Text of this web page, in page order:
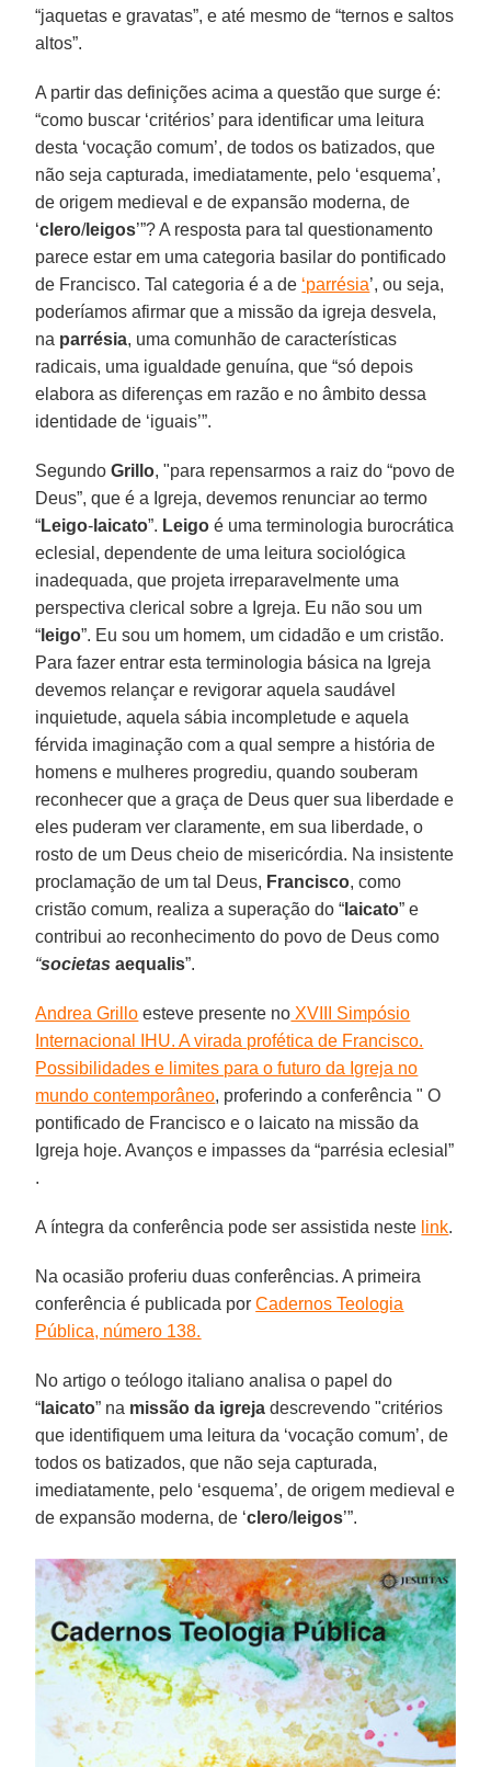
“jaquetas e gravatas”, e até mesmo de “ternos e saltos
altos”.
A partir das definições acima a questão que surge é:
“como buscar ‘critérios’ para identificar uma leitura
desta ‘vocação comum’, de todos os batizados, que
não seja capturada, imediatamente, pelo ‘esquema’,
de origem medieval e de expansão moderna, de
‘clero/leigos’”? A resposta para tal questionamento
parece estar em uma categoria basilar do pontificado
de Francisco. Tal categoria é a de ‘parrésia’, ou seja,
poderíamos afirmar que a missão da igreja desvela,
na parrésia, uma comunhão de características
radicais, uma igualdade genuína, que “só depois
elabora as diferenças em razão e no âmbito dessa
identidade de ‘iguais’”.
SegundoGrillo, "para repensarmos a raiz do “povo de
Deus”, que é a Igreja, devemos renunciar ao termo
“Leigo- laicato”. Leigo é uma terminologia burocrática
eclesial, dependente de uma leitura sociológica
inadequada, que projeta irreparavelmente uma
perspectiva clerical sobre a Igreja. Eu não sou um
“ leigo”. Eu sou um homem, um cidadão e um cristão.
Para fazer entrar esta terminologia básica na Igreja
devemos relançar e revigorar aquela saudável
inquietude, aquela sábia incompletude e aquela
férvida imaginação com a qual sempre a história de
homens e mulheres progrediu, quando souberam
reconhecer que a graça de Deus quer sua liberdade e
eles puderam ver claramente, em sua liberdade, o
rosto de um Deus cheio de misericórdia. Na insistente
proclamação de um tal Deus, Francisco, como
cristão comum, realiza a superação do “ laicato” e
contribui ao reconhecimento do povo de Deus como
“societas aequalis”.
Andrea Grillo esteve presente no XVIII Simpósio
Internacional IHU. A virada profética de Francisco.
Possibilidades e limites para o futuro da Igreja no
mundo contemporâneo, proferindo a conferência " O
pontificado de Francisco e o laicato na missão da
Igreja hoje. Avanços e impasses da “parrésia eclesial”
.
A íntegra da conferência pode ser assistida neste link.
Na ocasião proferiu duas conferências. A primeira
conferência é publicada porCadernos Teologia
Pública, número 138.
No artigo o teólogo italiano analisa o papel do
“ laicato” na missão da igreja descrevendo "critérios
que identifiquem uma leitura da ‘vocação comum’, de
todos os batizados, que não seja capturada,
imediatamente, pelo ‘esquema’, de origem medieval e
de expansão moderna, de ‘clero/leigos’”.